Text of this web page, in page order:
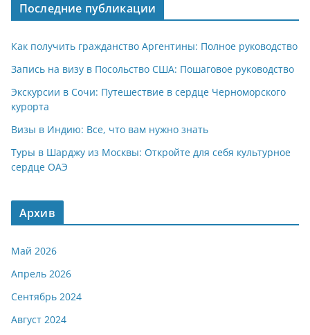
Последние публикации
Как получить гражданство Аргентины: Полное руководство
Запись на визу в Посольство США: Пошаговое руководство
Экскурсии в Сочи: Путешествие в сердце Черноморского
курорта
Визы в Индию: Все, что вам нужно знать
Туры в Шарджу из Москвы: Откройте для себя культурное
сердце ОАЭ
Архив
Май 2026
Апрель 2026
Сентябрь 2024
Август 2024